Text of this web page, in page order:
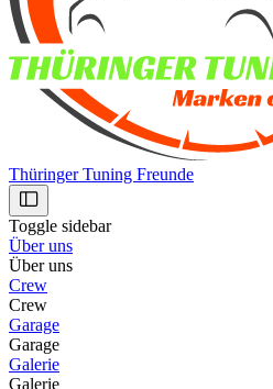
Thüringer Tuning Freunde
Toggle sidebar
Über uns
Über uns
Crew
Crew
Garage
Garage
Galerie
Galerie